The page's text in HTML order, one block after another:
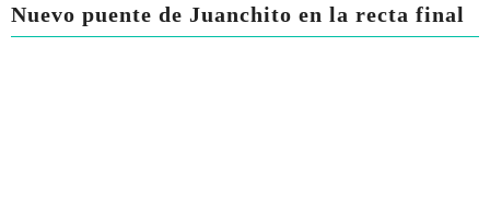
Nuevo puente de Juanchito en la recta final